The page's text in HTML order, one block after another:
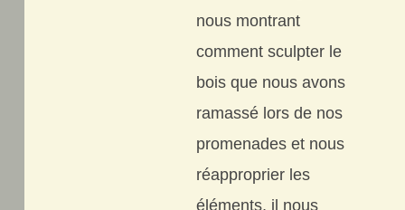
nous montrant
comment sculpter le
bois que nous avons
ramassé lors de nos
promenades et nous
réapproprier les
éléments, il nous